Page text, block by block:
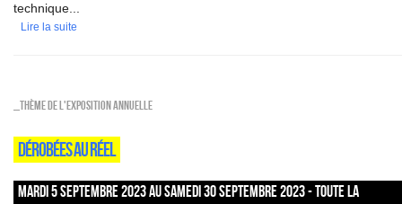
technique...
Lire la suite
_Thème de l'exposition annuelle
DÉROBÉES AU RÉEL
MARDI 5 SEPTEMBRE 2023 AU SAMEDI 30 SEPTEMBRE 2023 - TOUTE LA